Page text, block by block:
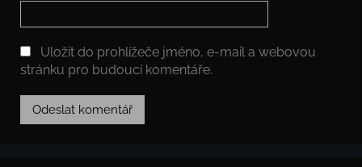
Uložit do prohlížeče jméno, e-mail a webovou
stránku pro budoucí komentáře.